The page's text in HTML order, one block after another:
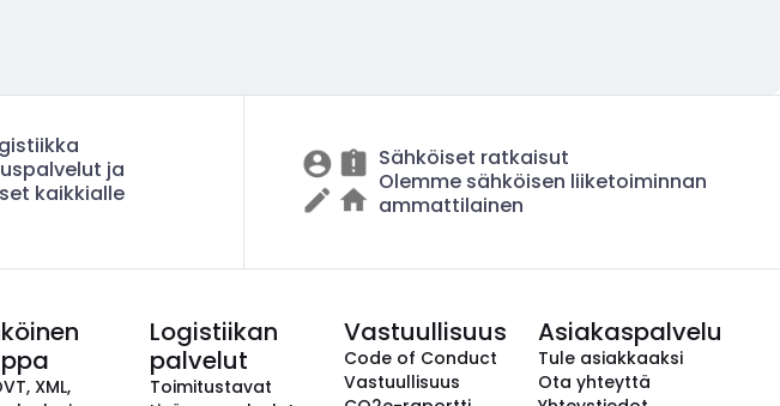
ja
kaikkialle
Sähköiset ratkaisut
Olemme sähköisen liiketoiminnan
ammattilainen
XML,
Logistiikan
palvelut
Toimitustavat
Vastuullisuus
Code of Conduct
Vastuullisuus
Asiakaspalvelu
Tule asiakkaaksi
Ota yhteyttä